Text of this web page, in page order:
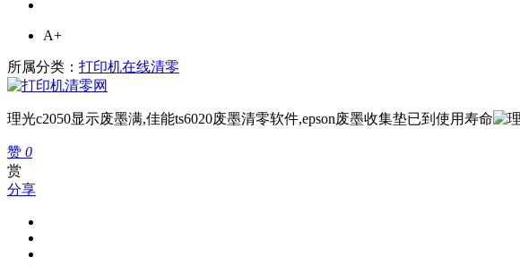
A+
所属分类： 打印机在线清零
理光c2050显示废墨满,佳能ts6020废墨清零软件,epson废墨收集垫已到使用寿命
赞 0
赏
分享